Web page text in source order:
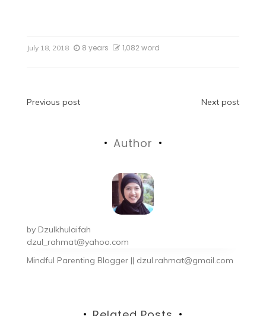
July 18, 2018 8 years 1,082 word
Previous post Next post
Author
by Dzulkhulaifah
dzul_rahmat@yahoo.com
Mindful Parenting Blogger || dzul.rahmat@gmail.com